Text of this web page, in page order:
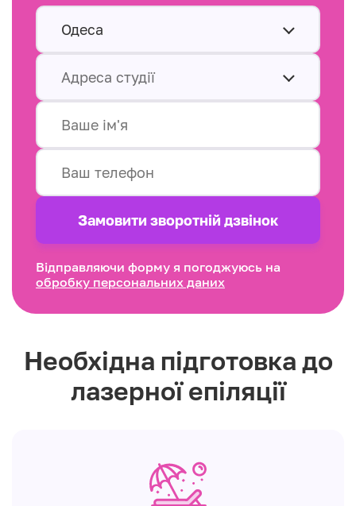
Одеса
Адреса студії
Замовити зворотнiй дзвінок
Відправляючи форму я погоджуюсь на
обробку персональних даних
Необхідна підготовка до
лазерної епіляції